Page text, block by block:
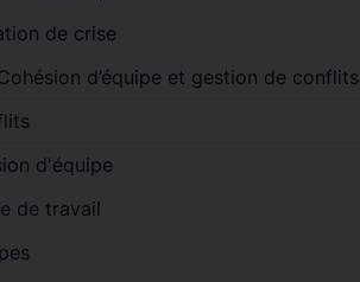
de crise
d’équipe et gestion de conflits
d'équipe
de travail